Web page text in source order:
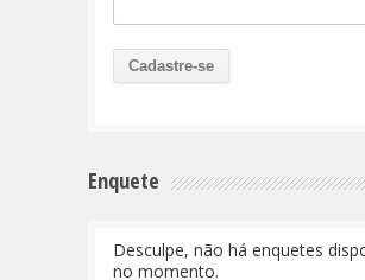
Enquete
Desculpe, não há enquetes
no momento.